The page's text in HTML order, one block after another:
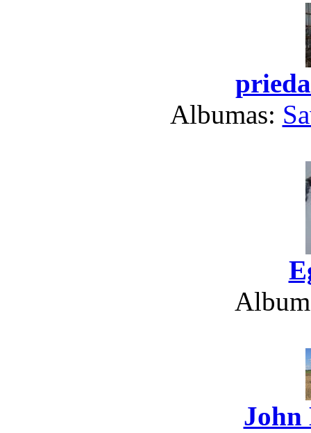
Albumas:
John